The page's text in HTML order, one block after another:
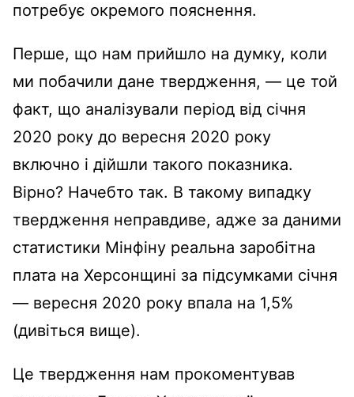
потребує окремого пояснення.
Перше, що нам прийшло на думку, коли
ми побачили дане твердження, — це той
факт, що аналізували період від січня
2020 року до вересня 2020 року
включно і дійшли такого показника.
Вірно? Начебто так. В такому випадку
твердження неправдиве, адже за даними
статистики Мінфіну реальна заробітна
плата на Херсонщині за підсумками січня
— вересня 2020 року впала на 1,5%
(дивіться вище).
Це твердження нам прокоментував